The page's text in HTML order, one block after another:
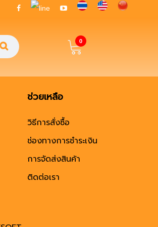
0
ช่วยเหลือ
วิธีการสั่งซื้อ
ช่องทางการชำระเงิน
การจัดส่งสินค้า
ติดต่อเรา